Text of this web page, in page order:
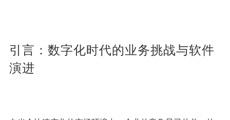
引言：数字化时代的业务挑战与软件
演进